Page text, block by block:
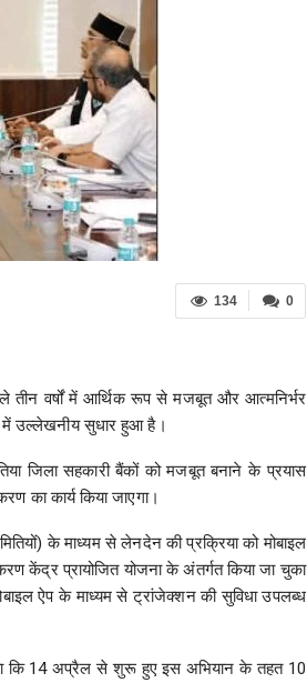
0
134
तीन वर्षों में आर्थिक रूप से मजबूत और आत्मनिर्भर
में उल्लेखनीय सुधार हुआ है।
जिला सहकारी बैंकों को मजबूत बनाने के प्रयास
का कार्य किया जाएगा।
के माध्यम से लेनदेन की प्रक्रिया को मोबाइल
केंद्र प्रायोजित योजना के अंतर्गत किया जा चुका
ऐप के माध्यम से ट्रांजेक्शन की सुविधा उपलब्ध
कि 14 अप्रैल से शुरू हुए इस अभियान के तहत 10